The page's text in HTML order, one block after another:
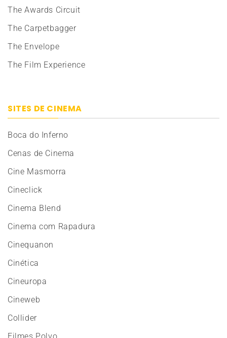
The Awards Circuit
The Carpetbagger
The Envelope
The Film Experience
SITES DE CINEMA
Boca do Inferno
Cenas de Cinema
Cine Masmorra
Cineclick
Cinema Blend
Cinema com Rapadura
Cinequanon
Cinética
Cineuropa
Cineweb
Collider